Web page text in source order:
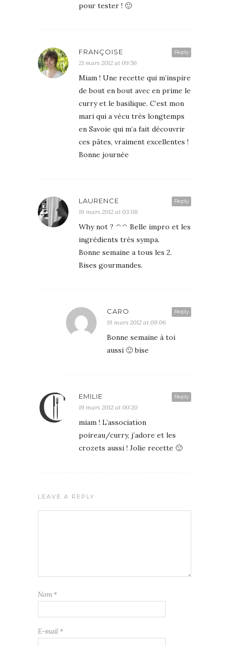
pour tester ! 🙂
Reply
FRANÇOISE
21 mars 2012 at 09:56
Miam ! Une recette qui m’inspire
de bout en bout avec en prime le
curry et le basilique. C’est mon
mari qui a vécu très longtemps
en Savoie qui m’a fait découvrir
ces pâtes, vraiment excellentes !
Bonne journée
Reply
LAURENCE
19 mars 2012 at 03:08
Why not ? ^^ Belle impro et les
ingrédients très sympa.
Bonne semaine a tous les 2.
Bises gourmandes.
Reply
CARO
19 mars 2012 at 09:06
Bonne semaine à toi
aussi 🙂 bise
Reply
EMILIE
19 mars 2012 at 00:20
miam ! L’association
poireau/curry, j’adore et les
crozets aussi ! Jolie recette 🙂
LEAVE A REPLY
Nom *
E-mail *